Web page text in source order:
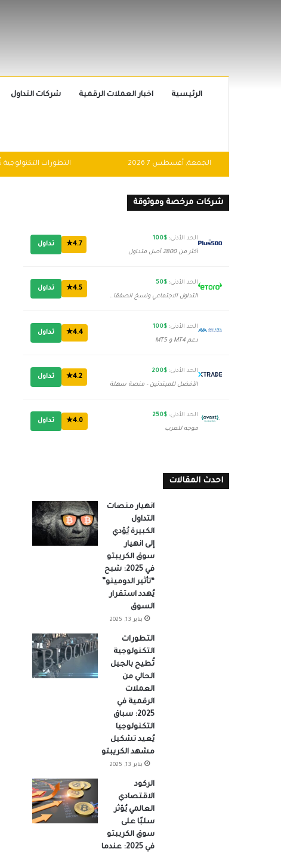
الرئيسية اخبار العملات الرقمية شركات التداول
الجمعة, أغسطس 7 2026
شركات مرخصة وموثوقة
الحد الأدنى: $100
أكثر من 2800 أصل متداول
4.7★ تداول
الحد الأدنى: $50
التداول الاجتماعي ونسخ الصفقات
4.5★ تداول
الحد الأدنى: $100
دعم MT4 و MT5
4.4★ تداول
الحد الأدنى: $200
الأفضل للمبتدئين - منصة سهلة
4.2★ تداول
الحد الأدنى: $250
موجه للعرب
4.0★ تداول
احدث المقالات
انهيار منصات
التداول
الكبيرة يُؤدي
إلى انهيار
سوق الكريبتو
في 2025: شبح
“تأثير الدومينو”
يُهدد استقرار
السوق
يناير 13, 2025
التطورات
التكنولوجية
تُطيح بالجيل
الحالي من
العملات
الرقمية في
2025: سباق
التكنولوجيا
يُعيد تشكيل
مشهد الكريبتو
يناير 13, 2025
الركود
الاقتصادي
العالمي يُؤثر
سلبًا على
سوق الكريبتو
في 2025: عندما